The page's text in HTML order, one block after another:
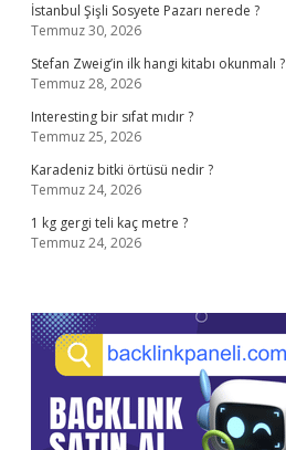
İstanbul Şişli Sosyete Pazarı nerede ?
Temmuz 30, 2026
Stefan Zweig’in ilk hangi kitabı okunmalı ?
Temmuz 28, 2026
Interesting bir sıfat mıdır ?
Temmuz 25, 2026
Karadeniz bitki örtüsü nedir ?
Temmuz 24, 2026
1 kg gergi teli kaç metre ?
Temmuz 24, 2026